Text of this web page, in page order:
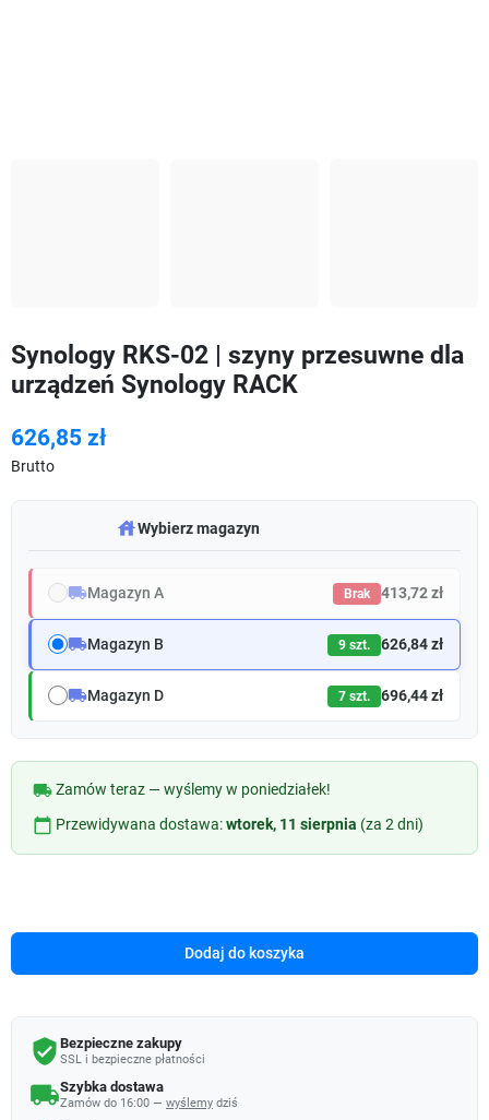
Synology RKS-02 | szyny przesuwne dla
urządzeń Synology RACK
626,85 zł
Brutto
warehouseWybierz magazyn
local_shippingMagazyn A Brak 413,72 zł
local_shippingMagazyn B 9 szt. 626,84 zł
local_shippingMagazyn D 7 szt. 696,44 zł
local_shippingZamów teraz — wyślemy w poniedziałek!
calendar_today Przewidywana dostawa:wtorek, 11 sierpnia (za 2 dni)
Dodaj do koszyka
verified_user Bezpieczne zakupy
SSL i bezpieczne płatności
local_shippingSzybka dostawa
Zamów do 16:00 — wyślemy dziś